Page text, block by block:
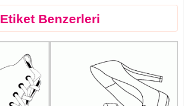
Etiket Benzerleri